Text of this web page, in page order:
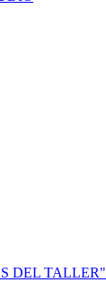
DEL TALLER"